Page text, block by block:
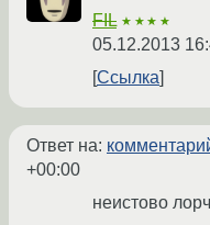
FIL ★★★★
05.12.2013
Ссылка
Ответ на:
+00:00
неистово